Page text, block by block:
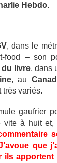
Hebdo.
, dans le
food – son
du livre, dans
, au
très variés.
gaufrier
vite à huit et,
que
ils